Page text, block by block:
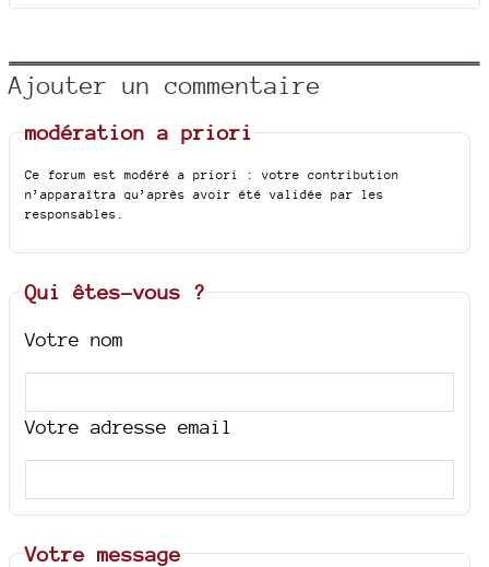
Ajouter un commentaire
modération a priori
Ce forum est modéré a priori : votre contribution
n’apparaîtra qu’après avoir été validée par les
responsables.
Qui êtes-vous ?
Votre nom
Votre adresse email
Votre message